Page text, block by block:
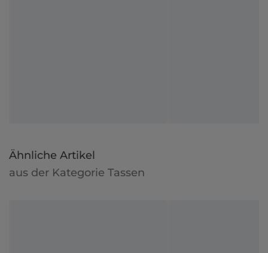
Ähnliche Artikel
aus der Kategorie Tassen